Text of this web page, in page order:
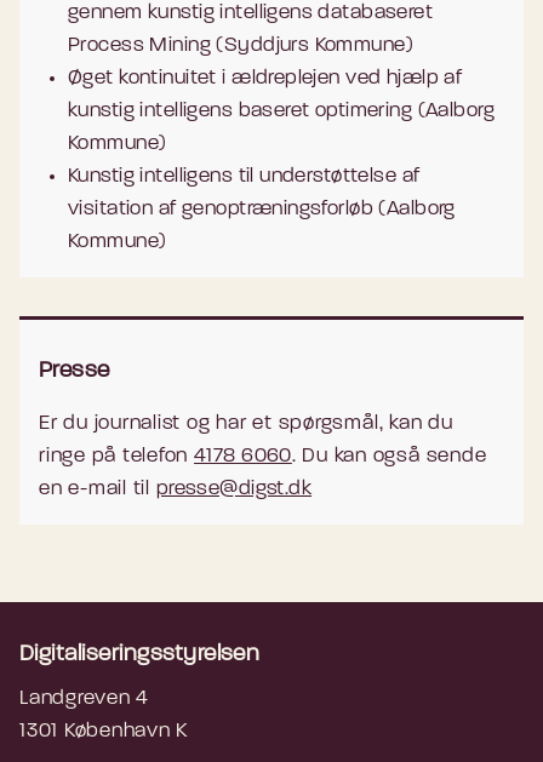
gennem kunstig intelligens databaseret
Process Mining (Syddjurs Kommune)
Øget kontinuitet i ældreplejen ved hjælp af
kunstig intelligens baseret optimering (Aalborg
Kommune)
Kunstig intelligens til understøttelse af
visitation af genoptræningsforløb (Aalborg
Kommune)
Presse
Er du journalist og har et spørgsmål, kan du
ringe på telefon4178 6060. Du kan også sende
en e-mail til presse@digst.dk
Digitaliseringsstyrelsen
Landgreven 4
1301 København K